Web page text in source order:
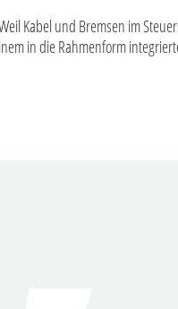
Kabel und Bremsen im
in die Rahmenform